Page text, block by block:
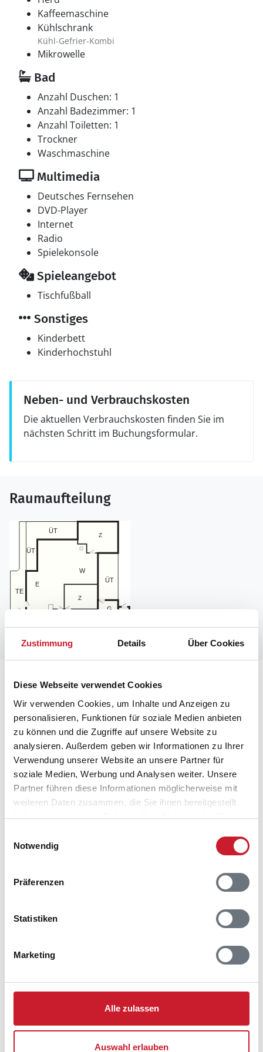
Zustimmung Details Über Cookies
Diese Webseite verwendet Cookies
Wir verwenden Cookies, um Inhalte und Anzeigen zu
personalisieren, Funktionen für soziale Medien anbieten
zu können und die Zugriffe auf unsere Website zu
analysieren. Außerdem geben wir Informationen zu Ihrer
Verwendung unserer Website an unsere Partner für
soziale Medien, Werbung und Analysen weiter. Unsere
Partner führen diese Informationen möglicherweise mit
weiteren Daten zusammen, die Sie ihnen bereitgestellt
haben oder die sie im Rahmen Ihrer Nutzung der Dienste
Notwendig
Präferenzen
Statistiken
Marketing
Alle zulassen
Auswahl erlauben
Kaffeemaschine
Kühlschrank
Kühl-Gefrier-Kombi
Mikrowelle
Bad
Anzahl Duschen: 1
Anzahl Badezimmer: 1
Anzahl Toiletten: 1
Trockner
Waschmaschine
Multimedia
Deutsches Fernsehen
DVD-Player
Internet
Radio
Spielekonsole
Spieleangebot
Tischfußball
Sonstiges
Kinderbett
Kinderhochstuhl
Neben- und Verbrauchskosten
Die aktuellen Verbrauchskosten finden Sie im
nächsten Schritt im Buchungsformular.
Raumaufteilung
Lageplan
Ferienhaus 36650
Stenkisten 101
Øster Hurup
9560 Hadsund
Belegungskalender